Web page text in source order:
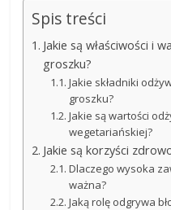
Spis treści
Jakie są właściwości i
groszku?
Jakie składniki
groszku?
Jakie są wartości
wegetariańskiej?
Jakie są korzyści
Dlaczego wysoka
ważna?
Jaką rolę odgrywa